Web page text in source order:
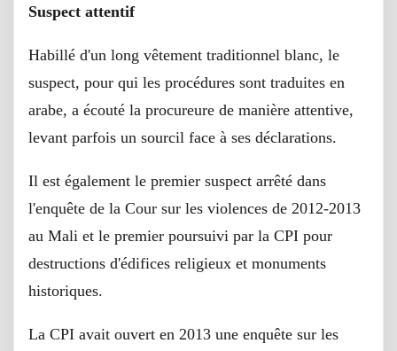
Suspect attentif
Habillé d'un long vêtement traditionnel blanc, le
suspect, pour qui les procédures sont traduites en
arabe, a écouté la procureure de manière attentive,
levant parfois un sourcil face à ses déclarations.
Il est également le premier suspect arrêté dans
l'enquête de la Cour sur les violences de 2012-2013
au Mali et le premier poursuivi par la CPI pour
destructions d'édifices religieux et monuments
historiques.
La CPI avait ouvert en 2013 une enquête sur les